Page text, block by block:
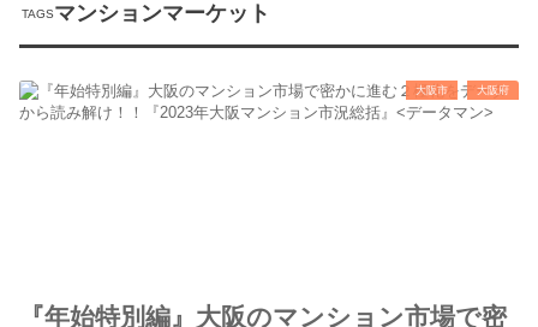
マンションマーケット
大阪市 大阪府
『年始特別編』大阪のマンション市場で密